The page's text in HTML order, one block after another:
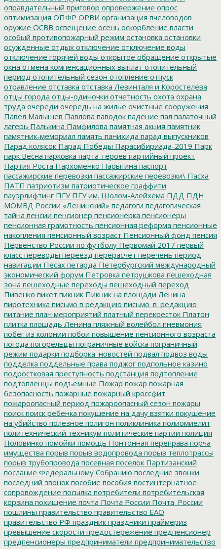
оправдательный приговор опровержение опрос
оптимизация ОПФР ОРВИ организация пчеловодов
оружие ОСВВ освещение осень оскорбление власти
особый противопожарный режим остановка остановки
осужденные отдых отключение отключение воды
отключение горячей воды открытое обращение открытые
окна отмена компенсационных выплат отопительный
период отопительный сезон отопление отпуск
отравление отставка отставка Левинталя и Коростелёва
отцы города отцы-одиночки отчетность охота охрана
труда очереди очередь на жилье очистные сооружения
Павел Малышев Павлова паводок падение пал палаточный
лагерь Палькина Памфилова памятная акция памятник
памятник-мемориал память панихида парад выпускников
Парад колясок Парад Победы Парасибириада-2019 Парк
парк Весна парковка парта_героев партийный проект
Партия Роста Пархоменко Парыгина паспорт
пассажирские перевозки пассажирские перевозки\ Пасха
ПАТП патриотизм патриотическое граффити
пауэрлифтинг ПГУПГУ им. Шолом-Алейхема ПДД ПДН
МОМВД России «Ленинский» педагоги педагогическая
тайна пенсии пенсионер пенсионерка пенсионеры
пенсионная грамотность пенсионная реформа пенсионные
накопления пенсионный возраст Пенсионный фонд пенсия
Первенство России по футболу Первомай 2017 первый
класс переводы переезд перерасчет перечень период
навигации Песах петарда Петербургский международный
экономический форум Петровка петрушкова пешеходная
зона пешеходные переходы пешеходный переход
Пивенко пикет пикник Пикник на площади Ленина
пиротехника письмо в редакцию письмо_в_редакцию
питание план мероприятий платный перекресток Платон
плитка площадь Ленина пляжный волейбол пневмония
побег из колонии побои повышение пенсионного возраста
погода погорельцы пограничные войска пограничный
режим подарки подборка_новостей подвал подвоз воды
подделка поддельные права поджог подпольное казино
подростковая преступность подстанция подтопление
подтопленцы подъемные Пожар пожар пожарная
безопасность пожарные пожарный кроссфит
пожароопасный период пожароопасный сезон пожары
поиск поиск ребенка покушение на дачу взятки покушение
на убийство полезное полигон поликлиника полиомиелит
политехнический техникум политические партии полиция
Половинко помойки помощь Понтонная переправа порча
имущества порыв порыв водопровода порыв теплотрассы
порыв трубопровода посевная поселок Партизанский
послание Федеральному Собранию последние звонки
последний звонок пособие пособия постинтернатное
сопровождение посылка потребители потребительская
корзина похищение почта Почта России Почта_России
пошлины правительство правительство ЕАО
правительство РФ праздник праздники праймериз
превышение скорости предостережение предпенсионер
предпенсионеры предприниматели предпринимательство